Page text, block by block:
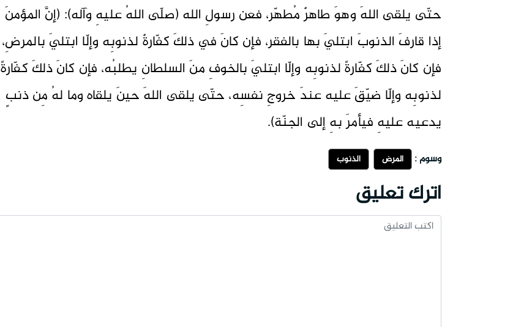
حتّى يلقى اللهَ وهوَ طاهرٌ مُطهّر، فعن رسولِ الله (صلّى اللهُ عليهِ وآله): (إنَّ المؤمنَ
إذا قارفَ الذنوبَ ابتليَ بها بالفقر، فإن كانَ في ذلكَ كفّارةٌ لذنوبِه وإلّا ابتليَ بالمرضِ،
فإن كانَ ذلكَ كفّارةً لذنوبِه وإلّا ابتليَ بالخوفِ منَ السلطانِ يطلبُه، فإن كانَ ذلكَ كفّارةً
لذنوبِه وإلّا ضيّقَ عليه عندَ خروجِ نفسِه، حتّى يلقى اللهَ حينَ يلقاه وما لهُ مِن ذنبٍ
يدعيه عليهِ فيأمرَ بهِ إلى الجنّة).
وسوم : المرض الذنوب
اترك تعليق